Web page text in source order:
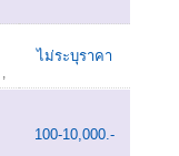
,
ไม่ระบุราคา
100-10,000.-